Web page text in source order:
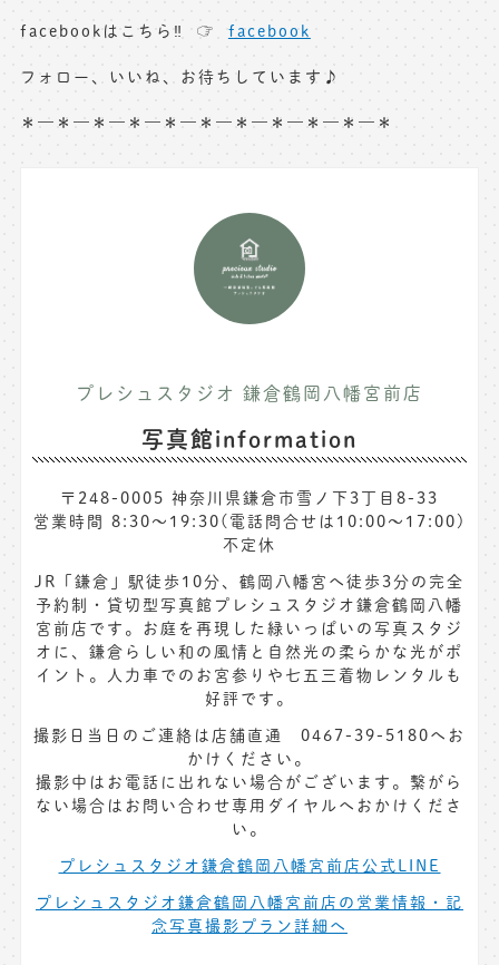
facebookはこちら‼︎ ☞ facebook
フォロー、いいね、お待ちしています♪
＊—＊—＊—＊—＊—＊—＊—＊—＊—＊—＊
プレシュスタジオ 鎌倉鶴岡八幡宮前店
写真館information
〒248-0005 神奈川県鎌倉市雪ノ下3丁目8-33
営業時間 8:30〜19:30(電話問合せは10:00～17:00)
不定休
JR「鎌倉」駅徒歩10分、鶴岡八幡宮へ徒歩3分の完全
予約制・貸切型写真館プレシュスタジオ鎌倉鶴岡八幡
宮前店です。お庭を再現した緑いっぱいの写真スタジ
オに、鎌倉らしい和の風情と自然光の柔らかな光がポ
イント。人力車でのお宮参りや七五三着物レンタルも
好評です。
撮影日当日のご連絡は店舗直通 0467-39-5180へお
かけください。
撮影中はお電話に出れない場合がございます。繋がら
ない場合はお問い合わせ専用ダイヤルへおかけくださ
い。
プレシュスタジオ鎌倉鶴岡八幡宮前店公式LINE
プレシュスタジオ鎌倉鶴岡八幡宮前店の営業情報・記
念写真撮影プラン詳細へ